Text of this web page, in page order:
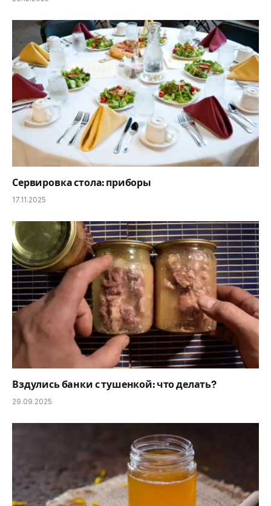
Сервировка стола: приборы
17.11.2025
Вздулись банки с тушенкой: что делать?
29.09.2025